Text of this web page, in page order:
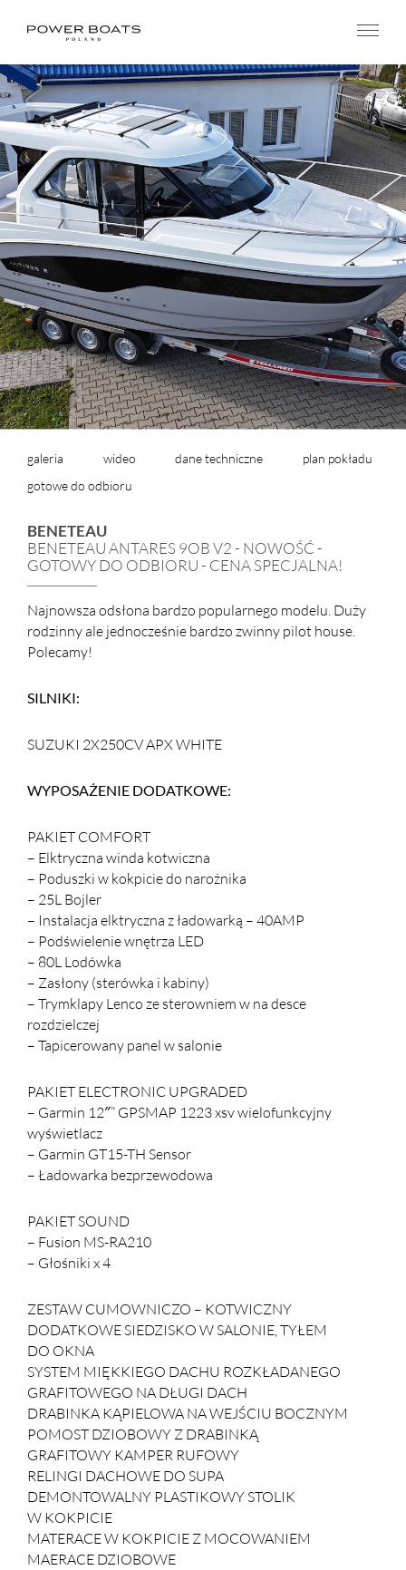
galeria wideo dane techniczne
plan pokładu
gotowe do odbioru
BENETEAU
BENETEAU ANTARES 9OB V2 - NOWOŚĆ -
GOTOWY DO ODBIORU - CENA SPECJALNA!
Najnowsza odsłona bardzo popularnego modelu. Duży
rodzinny ale jednocześnie bardzo zwinny pilot house.
Polecamy!
SILNIKI:
SUZUKI 2X250CV APX WHITE
WYPOSAŻENIE DODATKOWE:
PAKIET COMFORT
– Elktryczna winda kotwiczna
– Poduszki w kokpicie do narożnika
– 25L Bojler
– Instalacja elktryczna z ładowarką – 40AMP
– Podświelenie wnętrza LED
– 80L Lodówka
– Zasłony (sterówka i kabiny)
– Trymklapy Lenco ze sterowniem w na desce
rozdzielczej
– Tapicerowany panel w salonie
PAKIET ELECTRONIC UPGRADED
– Garmin 12″” GPSMAP 1223 xsv wielofunkcyjny
wyświetlacz
– Garmin GT15-TH Sensor
– Ładowarka bezprzewodowa
PAKIET SOUND
– Fusion MS-RA210
– Głośniki x 4
ZESTAW CUMOWNICZO – KOTWICZNY
DODATKOWE SIEDZISKO W SALONIE, TYŁEM
DO OKNA
SYSTEM MIĘKKIEGO DACHU ROZKŁADANEGO
GRAFITOWEGO NA DŁUGI DACH
DRABINKA KĄPIELOWA NA WEJŚCIU BOCZNYM
POMOST DZIOBOWY Z DRABINKĄ
GRAFITOWY KAMPER RUFOWY
RELINGI DACHOWE DO SUPA
DEMONTOWALNY PLASTIKOWY STOLIK
W KOKPICIE
MATERACE W KOKPICIE Z MOCOWANIEM
MAERACE DZIOBOWE